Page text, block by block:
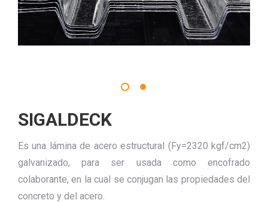
SIGALDECK
Es una lámina de acero estructural (Fy=2320 kgf/cm2)
galvanizado, para ser usada como encofrado
colaborante, en la cual se conjugan las propiedades del
concreto y del acero.